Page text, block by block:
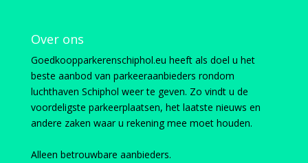
Over ons
Goedkoopparkerenschiphol.eu heeft als doel u het
beste aanbod van parkeeraanbieders rondom
luchthaven Schiphol weer te geven. Zo vindt u de
voordeligste parkeerplaatsen, het laatste nieuws en
andere zaken waar u rekening mee moet houden.
Alleen betrouwbare aanbieders.